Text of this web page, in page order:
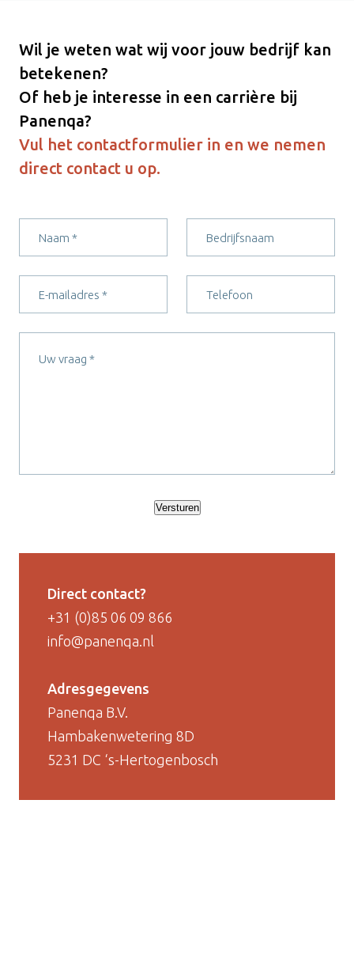
Wil je weten wat wij voor jouw bedrijf kan
betekenen?
Of heb je interesse in een carrière bij
Panenqa?
Vul het contactformulier in en we nemen
direct contact u op.
Versturen
Direct contact?
+31 (0)85 06 09 866
info@panenqa.nl
Adresgegevens
Panenqa B.V.
Hambakenwetering 8D
5231 DC ‘s-Hertogenbosch